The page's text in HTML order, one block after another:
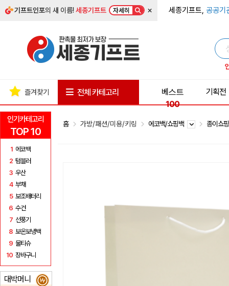
기프트인포의 새 이름!세종기프트 자세히 × 세종기프트, 공공기
인기카테고리
TOP 10
1 에코백
2 텀블러
3 우산
4 부채
5 보조배터리
6 수건
7 선풍기
8 보온보냉백
9 물티슈
10 장바구니
대박머니 ₩
즐겨찾기 전체 카테고리
베스트
100
기획전
홈 가방/패션/미용/키링 에코백/쇼핑백 종이쇼